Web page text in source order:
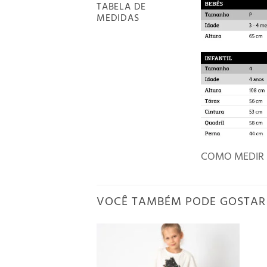
TABELA DE
MEDIDAS
COMO MEDIR
VOCÊ TAMBÉM PODE